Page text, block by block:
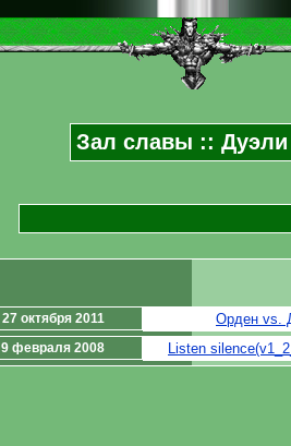
Зал славы :: Дуэли
27 октября 2011 Орден vs.
9 февраля 2008
Listen